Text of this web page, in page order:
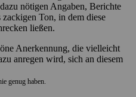
nötigen Angaben, Berichte
Ton, in dem diese
ließen.
Anerkennung, die vielleicht
anregen wird, sich an diesem
genug haben.